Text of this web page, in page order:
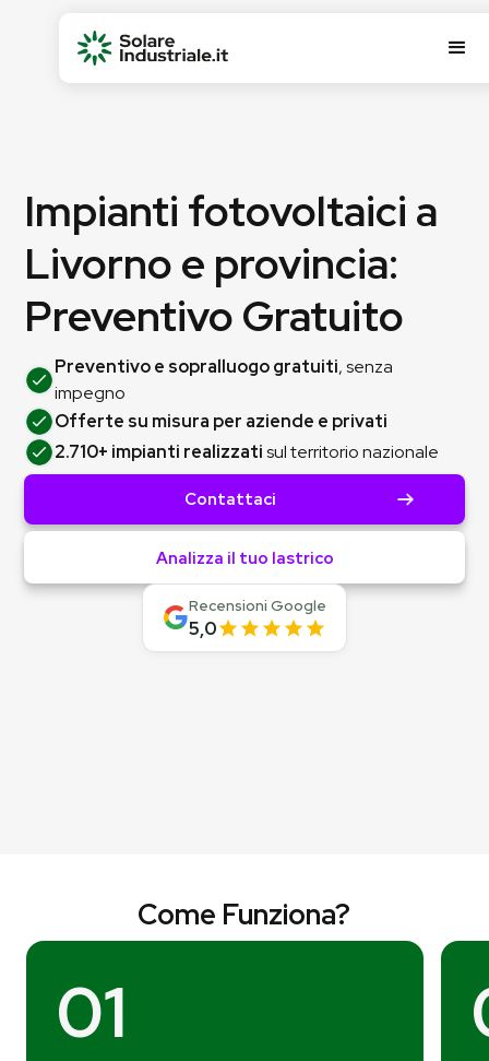
Impianti fotovoltaici a
Livorno e provincia:
Preventivo Gratuito
Preventivo e sopralluogo gratuiti, senza
impegno
Offerte su misura per aziende e privati
2.710+ impianti realizzatisul territorio nazionale
Contattaci
Analizza il tuo lastrico
Recensioni Google
5,0
Come Funziona?
01